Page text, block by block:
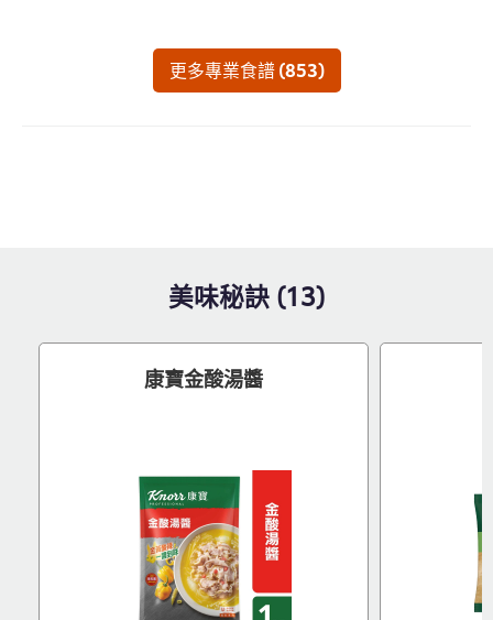
更多專業食譜 (853)
美味秘訣 (13)
康寶金酸湯醬